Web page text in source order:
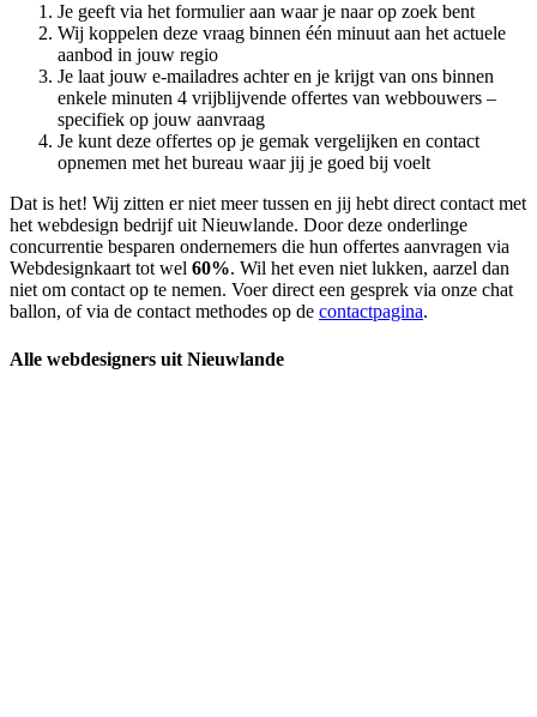
Je geeft via het formulier aan waar je naar op zoek bent
Wij koppelen deze vraag binnen één minuut aan het actuele
aanbod in jouw regio
Je laat jouw e-mailadres achter en je krijgt van ons binnen
enkele minuten 4 vrijblijvende offertes van webbouwers –
specifiek op jouw aanvraag
Je kunt deze offertes op je gemak vergelijken en contact
opnemen met het bureau waar jij je goed bij voelt
Dat is het! Wij zitten er niet meer tussen en jij hebt direct contact met
het webdesign bedrijf uit Nieuwlande. Door deze onderlinge
concurrentie besparen ondernemers die hun offertes aanvragen via
Webdesignkaart tot wel 60%. Wil het even niet lukken, aarzel dan
niet om contact op te nemen. Voer direct een gesprek via onze chat
ballon, of via de contact methodes op de contactpagina.
Alle webdesigners uit Nieuwlande